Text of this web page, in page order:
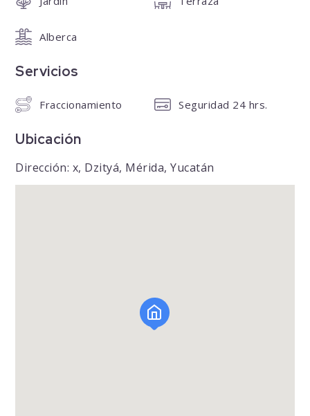
Alberca
Servicios
Fraccionamiento Seguridad 24 hrs.
Ubicación
Dirección: x, Dzityá, Mérida, Yucatán